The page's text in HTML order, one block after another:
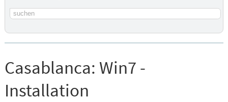
Suchbegriff
Casablanca: Win7 -
Installation